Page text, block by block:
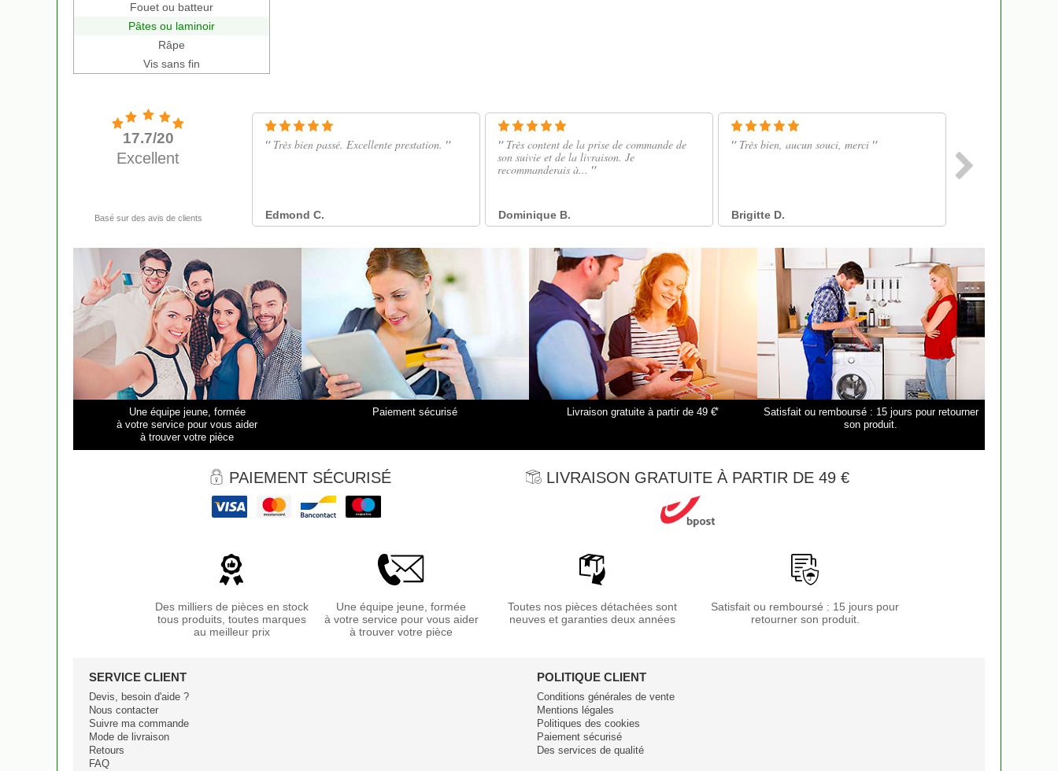
Fouet ou batteur
Pâtes ou laminoir
Râpe
Vis sans fin
Une équipe jeune, formée
à votre service pour vous aider
à trouver votre pièce
Paiement sécurisé Livraison gratuite à partir de 49 €*
Satisfait ou remboursé : 15 jours pour retourner
son produit.
PAIEMENT SÉCURISÉ LIVRAISON GRATUITE À PARTIR DE 49 €
Des milliers de pièces en stock
tous produits, toutes marques
au meilleur prix
Une équipe jeune, formée
à votre service pour vous aider
à trouver votre pièce
Toutes nos pièces détachées sont
neuves et garanties deux années
Satisfait ou remboursé : 15 jours pour
retourner son produit.
SERVICE CLIENT
Devis, besoin d'aide ?
Nous contacter
Suivre ma commande
Mode de livraison
Retours
FAQ
POLITIQUE CLIENT
Conditions générales de vente
Mentions légales
Politiques des cookies
Paiement sécurisé
Des services de qualité